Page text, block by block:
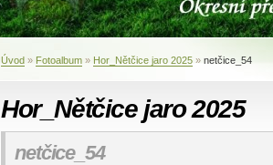
Úvod » Fotoalbum » Hor_Nětčice jaro 2025 » netčice_54
Hor_Nětčice jaro 2025
netčice_54